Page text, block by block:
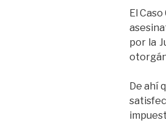
El
por la
De ahí